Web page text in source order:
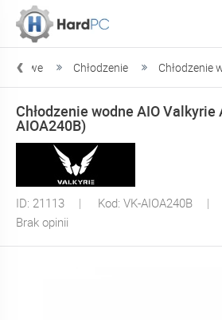
Chłodzenie Chłodzenie
Chłodzenie wodne AIO Valkyrie
AIOA240B)
ID: 21113 Kod: VK-AIOA240B
Brak opinii